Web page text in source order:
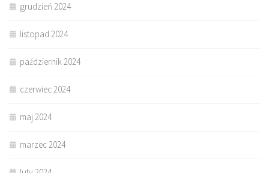
grudzień 2024
listopad 2024
październik 2024
czerwiec 2024
maj 2024
marzec 2024